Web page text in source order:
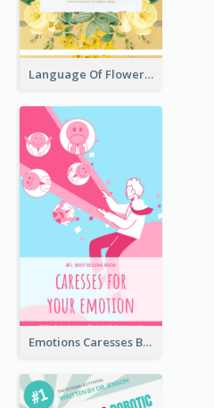
Language Of Flowers Book Cover
Emotions Caresses Book Cover